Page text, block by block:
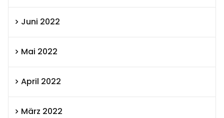
Juni 2022
Mai 2022
April 2022
März 2022